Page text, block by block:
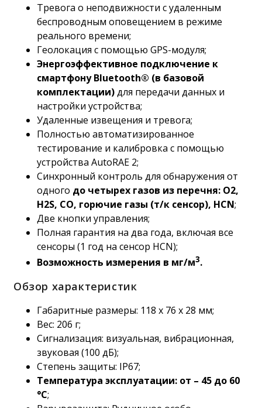
Тревога о неподвижности с удаленным
беспроводным оповещением в режиме
реального времени;
Геолокация с помощью GPS-модуля;
Энергоэффективное подключение к
смартфону Bluetooth® (в базовой
комплектации)для передачи данных и
настройки устройства;
Удаленные извещения и тревога;
Полностью автоматизированное
тестирование и калибровка с помощью
устройства AutoRAE 2;
Синхронный контроль для обнаружения от
одного до четырех газов из перечня: O2,
H2S, CO, горючие газы (т/к сенсор), HCN;
Две кнопки управления;
Полная гарантия на два года, включая все
сенсоры (1 год на сенсор HCN);
Возможность измерения в мг/м3.
Обзор характеристик
Габаритные размеры: 118 x 76 x 28 мм;
Вес: 206 г;
Сигнализация: визуальная, вибрационная,
звуковая (100 дБ);
Степень защиты: IP67;
Температура эксплуатации: от – 45 до 60
°C;